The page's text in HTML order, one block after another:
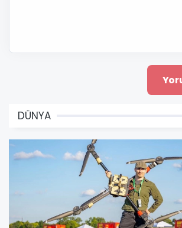
DÜNYA